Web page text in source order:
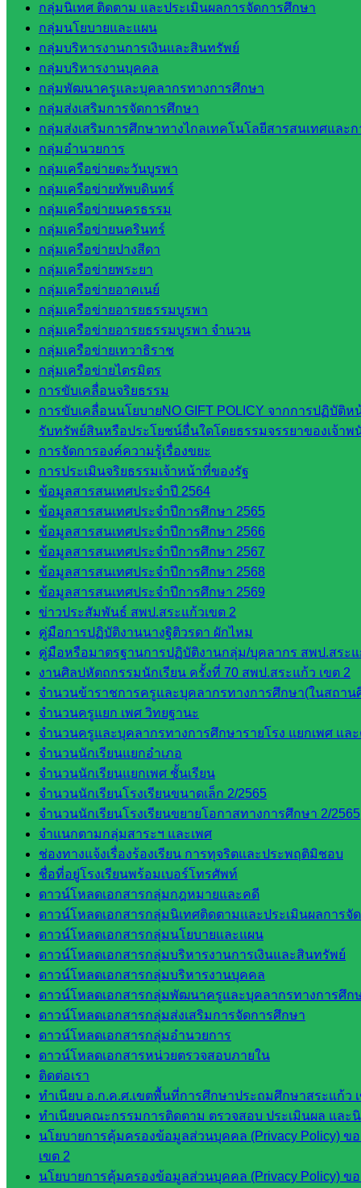
กลุ่มนิเทศ ติดตาม และประเมินผลการจัดการศึกษา
กลุ่มนโยบายและแผน
กลุ่มบริหารงานการเงินและสินทรัพย์
กลุ่มบริหารงานบุคคล
กลุ่มพัฒนาครูและบุคลากรทางการศึกษา
กลุ่มส่งเสริมการจัดการศึกษา
กลุ่มส่งเสริมการศึกษาทางไกลเทคโนโลยีสารสนเทศและ
กลุ่มอำนวยการ
กลุ่มเครือข่ายตะวันบูรพา
กลุ่มเครือข่ายทัพบดินทร์
กลุ่มเครือข่ายนครธรรม
กลุ่มเครือข่ายนครินทร์
กลุ่มเครือข่ายปางสีดา
กลุ่มเครือข่ายพระยา
กลุ่มเครือข่ายอาคเนย์
กลุ่มเครือข่ายอารยธรรมบูรพา
กลุ่มเครือข่ายอารยธรรมบูรพา จำนวน
กลุ่มเครือข่ายเทวาธิราช
กลุ่มเครือข่ายไตรมิตร
การขับเคลื่อนจริยธรรม
การขับเคลื่อนนโยบายNO GIFT POLICY จากการปฏิบัติ
รับทรัพย์สินหรือประโยชน์อื่นใดโดยธรรมจรรยาของเจ้าพ
การจัดการองค์ความรู้เรื่องขยะ
การประเมินจริยธรรมเจ้าหน้าที่ของรัฐ
ข้อมูลสารสนเทศประจำปี 2564
ข้อมูลสารสนเทศประจำปีการศึกษา 2565
ข้อมูลสารสนเทศประจำปีการศึกษา 2566
ข้อมูลสารสนเทศประจำปีการศึกษา 2567
ข้อมูลสารสนเทศประจำปีการศึกษา 2568
ข้อมูลสารสนเทศประจำปีการศึกษา 2569
ข่าวประสัมพันธ์ สพป.สระแก้วเขต 2
คู่มือการปฏิบัติงานนางฐิติวรดา ผักไหม
คู่มือหรือมาตรฐานการปฏิบัติงานกลุ่ม/บุคลากร สพป.สระแ
งานศิลปหัตถกรรมนักเรียน ครั้งที่ 70 สพป.สระแก้ว เขต 2
จำนวนข้าราชการครูและบุคลากรทางการศึกษา(ในสถาน
จำนวนครูแยก เพศ วิทยฐานะ
จำนวนครูและบุคลากรทางการศึกษารายโรง แยกเพศ แล
จำนวนนักเรียนแยกอำเภอ
จำนวนนักเรียนแยกเพศ ชั้นเรียน
จำนวนนักเรียนโรงเรียนขนาดเล็ก 2/2565
จำนวนนักเรียนโรงเรียนขยายโอกาสทางการศึกษา 2/2565
จำแนกตามกลุ่มสาระฯ และเพศ
ช่องทางแจ้งเรื่องร้องเรียน การทุจริตและประพฤติมิชอบ
ชื่อที่อยู่โรงเรียนพร้อมเบอร์โทรศัพท์
ดาวน์โหลดเอกสารกลุ่มกฎหมายและคดี
ดาวน์โหลดเอกสารกลุ่มนิเทศติดตามและประเมินผลการจั
ดาวน์โหลดเอกสารกลุ่มนโยบายและแผน
ดาวน์โหลดเอกสารกลุ่มบริหารงานการเงินและสินทรัพย์
ดาวน์โหลดเอกสารกลุ่มบริหารงานบุคคล
ดาวน์โหลดเอกสารกลุ่มพัฒนาครูและบุคลากรทางการศึก
ดาวน์โหลดเอกสารกลุ่มส่งเสริมการจัดการศึกษา
ดาวน์โหลดเอกสารกลุ่มอำนวยการ
ดาวน์โหลดเอกสารหน่วยตรวจสอบภายใน
ติดต่อเรา
ทำเนียบ อ.ก.ค.ศ.เขตพื้นที่การศึกษาประถมศึกษาสระแก้ว
ทำเนียบคณะกรรมการติดตาม ตรวจสอบ ประเมินผล และ
นโยบายการคุ้มครองข้อมูลส่วนบุคคล (Privacy Policy)
เขต 2
นโยบายการคุ้มครองข้อมูลส่วนบุคคล (Privacy Policy)
สระแก้ว
ศึกษาธิการ
จังหวัด
สระแก้ว
สำนักงาน
ส.ก.ส.ค.
จังหวัด
สระแก้ว
สพป.
สระแก้ว
เขต 1
สพป.สระแก้ว
เขต 2
โรงเรียน
ในสังกัด
สพป.สระแก้ว
เขต 1
โรงเรียน
ในสังกัด
สพป.สระแก้ว
เขต 2
วิทยาลัย
เทคนิค
สระแก้ว
วิทยาลัย
เทคนิค
วังน้ำเย็น
กศน.สระแก้ว
เว็บไซต์
กลุ่มงาน
สำนักงาน
กลุ่
มอำนวย
การ
กลุ่ม
บริหาร
งานงาน
เงินและ
สินทรัพย์
กลุ่มน
โยบาย
และแผน
กลุ่มส่ง
เสริมการ
จัดการ
ศึกษา
กลุ่ม
บริหาร
งาน
บุคคล
กลุ่ม
พัฒนาครู
และบุ
คลากรฯ